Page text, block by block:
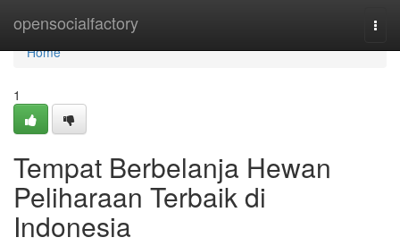
opensocialfactory
Home
Home
1
Tempat Berbelanja Hewan
Peliharaan Terbaik di
Indonesia